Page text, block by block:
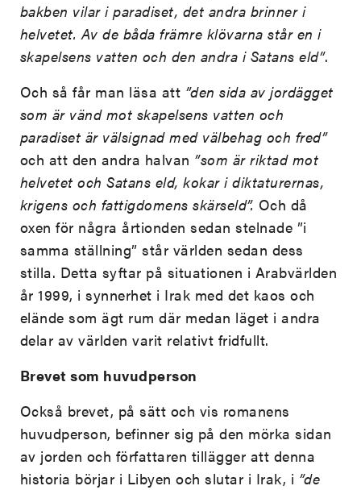
bakben vilar i paradiset, det andra brinner i
helvetet. Av de båda främre klövarna står en i
skapelsens vatten och den andra i Satans eld”.
Och så får man läsa att ”den sida av jordägget
som är vänd mot skapelsens vatten och
paradiset är välsignad med välbehag och fred”
och att den andra halvan ”som är riktad mot
helvetet och Satans eld, kokar i diktaturernas,
krigens och fattigdomens skärseld”. Och då
oxen för några årtionden sedan stelnade ”i
samma ställning” står världen sedan dess
stilla. Detta syftar på situationen i Arabvärlden
år 1999, i synnerhet i Irak med det kaos och
elände som ägt rum där medan läget i andra
delar av världen varit relativt fridfullt.
Brevet som huvudperson
Också brevet, på sätt och vis romanens
huvudperson, befinner sig på den mörka sidan
av jorden och författaren tillägger att denna
historia börjar i Libyen och slutar i Irak, i ”de